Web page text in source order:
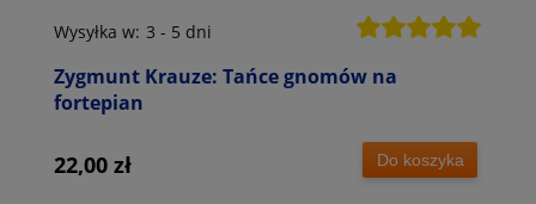
Zygmunt Krauze: Tańce gnomów na
fortepian
Wysyłka w: 3 - 5 dni
22,00 zł Do koszyka